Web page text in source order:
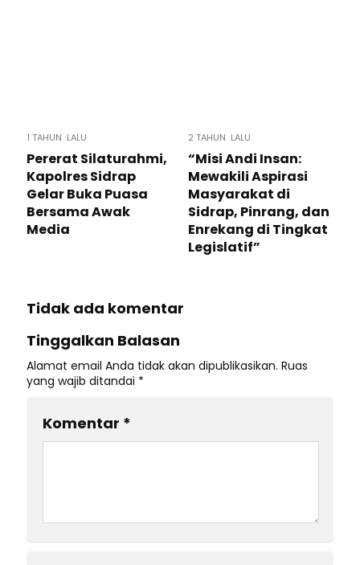
1 TAHUN LALU
Pererat Silaturahmi,
Kapolres Sidrap
Gelar Buka Puasa
Bersama Awak
Media
2 TAHUN LALU
“Misi Andi Insan:
Mewakili Aspirasi
Masyarakat di
Sidrap, Pinrang, dan
Enrekang di Tingkat
Legislatif”
Tidak ada komentar
Tinggalkan Balasan
Alamat email Anda tidak akan dipublikasikan. Ruas
yang wajib ditandai *
Komentar *